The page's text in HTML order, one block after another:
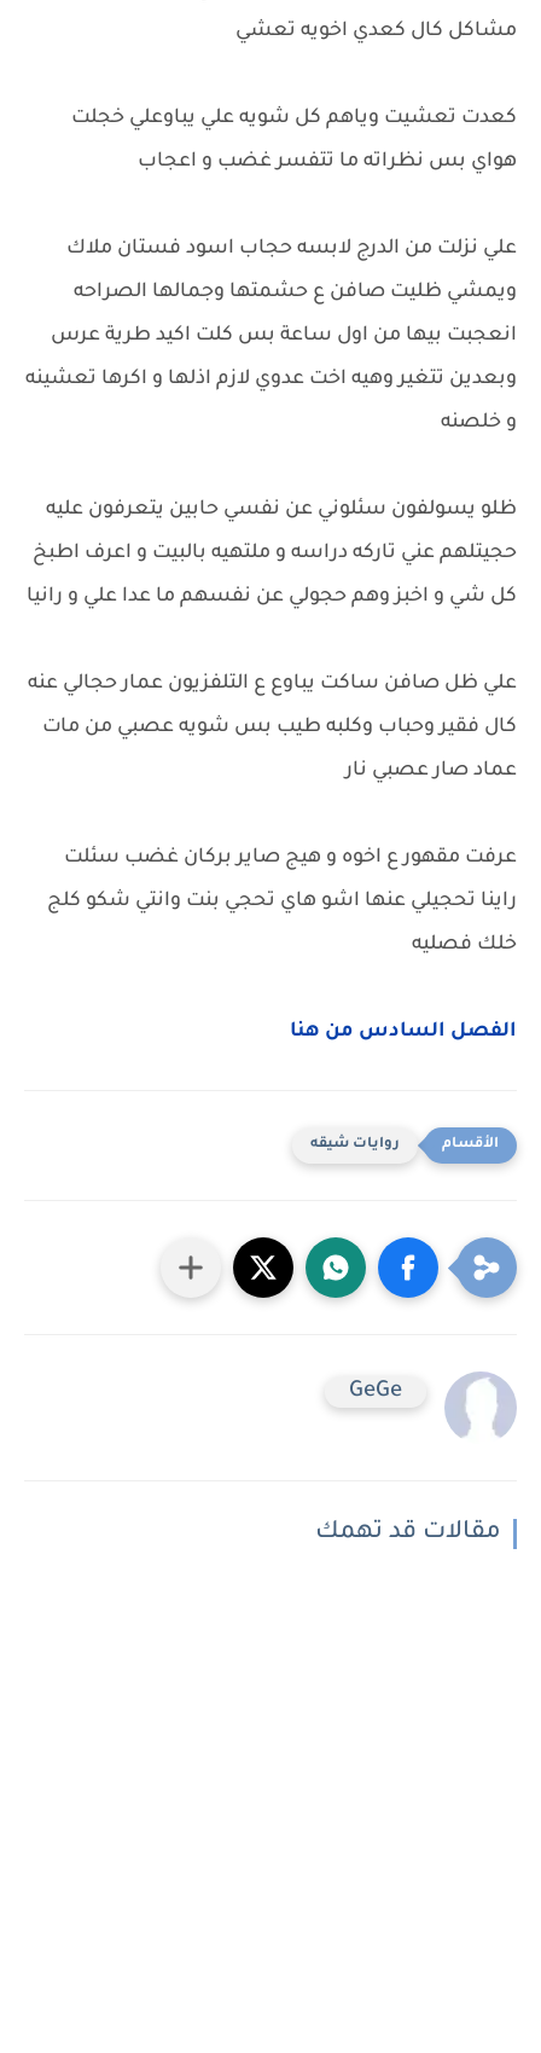
مشاكل كال كعدي اخويه تعشي
كعدت تعشيت وياهم كل شويه علي يباوعلي خجلت
هواي بس نظراته ما تتفسر غضب و اعجاب
علي نزلت من الدرج لابسه حجاب اسود فستان ملاك
ويمشي ظليت صافن ع حشمتها وجمالها الصراحه
انعجبت بيها من اول ساعة بس كلت اكيد طرية عرس
وبعدين تتغير وهيه اخت عدوي لازم اذلها و اكرها تعشينه
و خلصنه
ظلو يسولفون سئلوني عن نفسي حابين يتعرفون عليه
حجيتلهم عني تاركه دراسه و ملتهيه بالبيت و اعرف اطبخ
كل شي و اخبز وهم حجولي عن نفسهم ما عدا علي و رانيا
علي ظل صافن ساكت يباوع ع التلفزيون عمار حجالي عنه
كال فقير وحباب وكلبه طيب بس شويه عصبي من مات
عماد صار عصبي نار
عرفت مقهور ع اخوه و هيج صاير بركان غضب سئلت
راينا تحجيلي عنها اشو هاي تحجي بنت وانتي شكو كلج
خلك فصليه
الفصل السادس من هنا
روايات شيقه
GeGe
مقالات قد تهمك